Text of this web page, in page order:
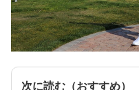
次に読む（おすすめ）